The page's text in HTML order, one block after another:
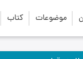
موضوعات کتاب